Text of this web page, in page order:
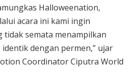
Halloweenation,
acara ini kami ingin
tidak semata menampilkan
dengan permen,” ujar
Coordinator Ciputra World